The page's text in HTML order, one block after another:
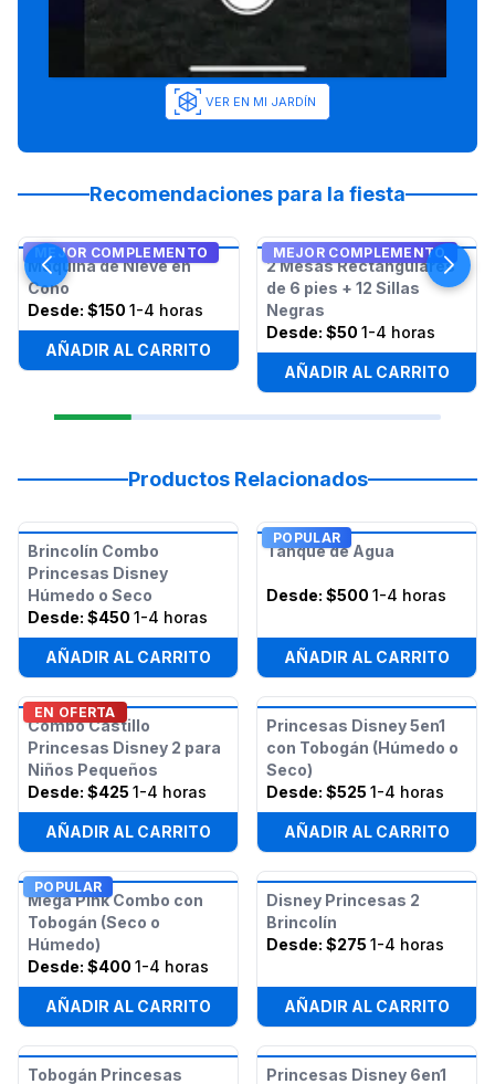
VER EN MI JARDÍN
Recomendaciones para la fiesta
MEJOR COMPLEMENTO
Máquina de Nieve en
Cono
Desde: $150 1-4 horas
AÑADIR AL CARRITO
MEJOR COMPLEMENTO
2 Mesas Rectangulares
de 6 pies + 12 Sillas
Negras
Desde: $50 1-4 horas
AÑADIR AL CARRITO
Productos Relacionados
Brincolín Combo
Princesas Disney
Húmedo o Seco
Desde: $450 1-4 horas
AÑADIR AL CARRITO
POPULAR
Tanque de Agua
Desde: $500 1-4 horas
AÑADIR AL CARRITO
EN OFERTA
Combo Castillo
Princesas Disney 2 para
Niños Pequeños
Desde: $425 1-4 horas
AÑADIR AL CARRITO
Princesas Disney 5en1
con Tobogán (Húmedo o
Seco)
Desde: $525 1-4 horas
AÑADIR AL CARRITO
POPULAR
Mega Pink Combo con
Tobogán (Seco o
Húmedo)
Desde: $400 1-4 horas
AÑADIR AL CARRITO
Disney Princesas 2
Brincolín
Desde: $275 1-4 horas
AÑADIR AL CARRITO
Tobogán Princesas
Princesas Disney 6en1